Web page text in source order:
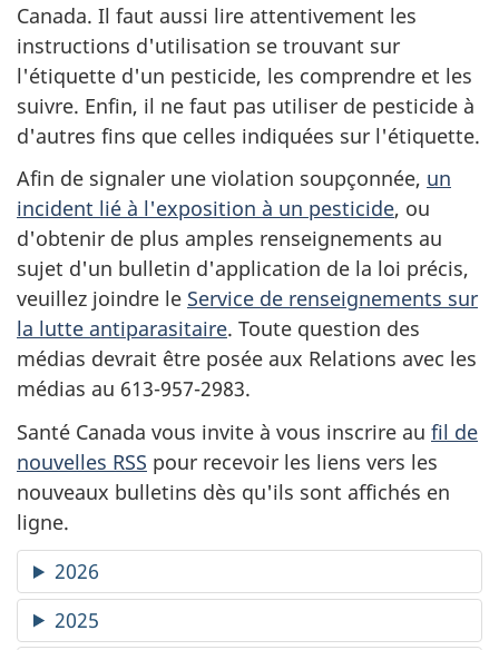
Canada. Il faut aussi lire attentivement les
instructions d'utilisation se trouvant sur
l'étiquette d'un pesticide, les comprendre et les
suivre. Enfin, il ne faut pas utiliser de pesticide à
d'autres fins que celles indiquées sur l'étiquette.
Afin de signaler une violation soupçonnée, un
incident lié à l'exposition à un pesticide, ou
d'obtenir de plus amples renseignements au
sujet d'un bulletin d'application de la loi précis,
veuillez joindre le Service de renseignements sur
la lutte antiparasitaire. Toute question des
médias devrait être posée aux Relations avec les
médias au 613-957-2983.
Santé Canada vous invite à vous inscrire au fil de
nouvelles RSS pour recevoir les liens vers les
nouveaux bulletins dès qu'ils sont affichés en
ligne.
2026
2025